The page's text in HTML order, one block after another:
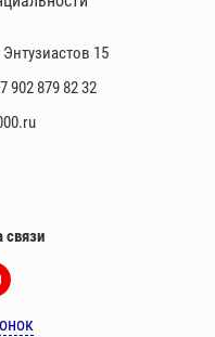
Энтузиастов 15
902 879 82 32
связи